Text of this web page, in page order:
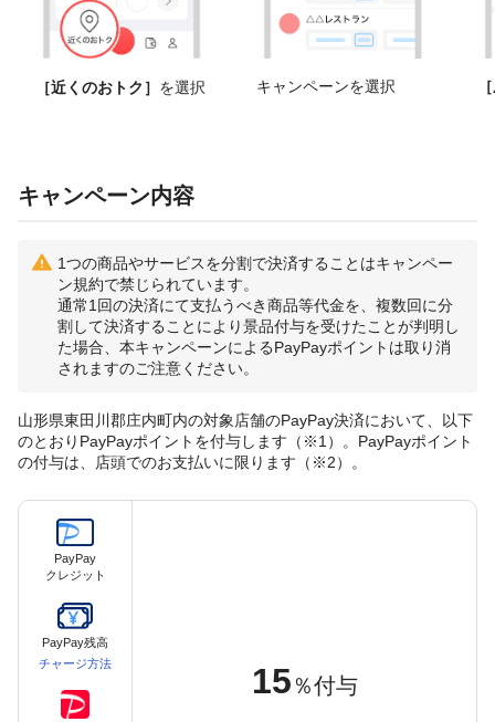
［近くのおトク］ を選択 キャンペーンを選択
キャンペーン内容
1つの商品やサービスを分割で決済することはキャンペー
ン規約で禁じられています。
通常1回の決済にて支払うべき商品等代金を、複数回に分
割して決済することにより景品付与を受けたことが判明し
た場合、本キャンペーンによるPayPayポイントは取り消
されますのご注意ください。
山形県東田川郡庄内町内の対象店舗のPayPay決済において、以下
のとおりPayPayポイントを付与します（※1）。PayPayポイント
の付与は、店頭でのお支払いに限ります（※2）。
PayPay
クレジット
PayPay残高
チャージ方法
15 ％付与